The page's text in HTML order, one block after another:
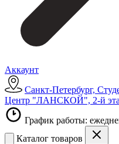
Аккаунт
Санкт-Петербург,
Центр "ЛАНСКОЙ", 2-й
График работы:
Каталог товаров